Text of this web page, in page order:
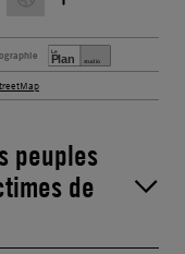
peuples
de